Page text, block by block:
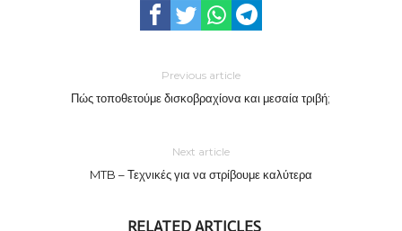
Previous article
Πώς τοποθετούμε δισκοβραχίονα και μεσαία τριβή;
Next article
MTB – Τεχνικές για να στρίβουμε καλύτερα
RELATED ARTICLES